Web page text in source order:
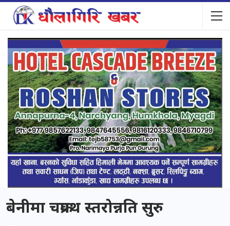
बेनीमा चक्रपथ स्तरोन्नति सुरु